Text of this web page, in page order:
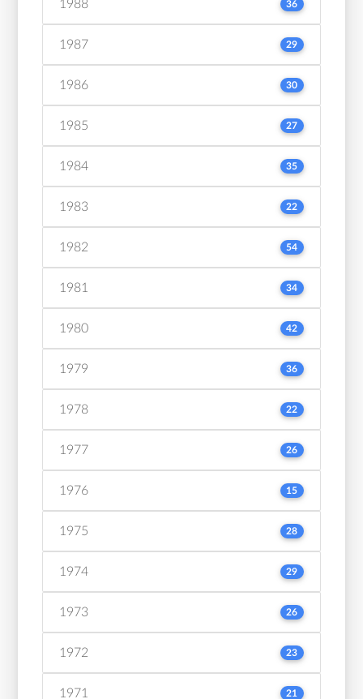
1988 36
1987 29
1986 30
1985 27
1984 35
1983 22
1982 54
1981 34
1980 42
1979 36
1978 22
1977 26
1976 15
1975 28
1974 29
1973 26
1972 23
1971 21